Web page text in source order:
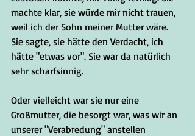
machte klar, sie würde mir nicht trauen,
weil ich der Sohn meiner Mutter wäre.
Sie sagte, sie hätte den Verdacht, ich
hätte "etwas vor". Sie war da natürlich
sehr scharfsinnig.
Oder vielleicht war sie nur eine
Großmutter, die besorgt war, was wir an
unserer "Verabredung" anstellen